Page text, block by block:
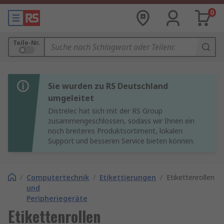
0
Teile-Nr.
Sie wurden zu RS Deutschland
umgeleitet
Distrelec hat sich mit der RS Group
zusammengeschlossen, sodass wir Ihnen ein
noch breiteres Produktsortiment, lokalen
Support und besseren Service bieten können.
/ Computertechnik
und
Peripheriegeräte
/ Etikettierungen / Etikettenrollen
Etikettenrollen